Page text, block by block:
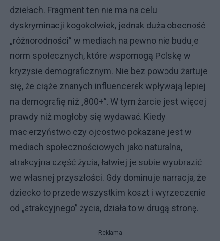
dziełach. Fragment ten nie ma na celu
dyskryminacji kogokolwiek, jednak duża obecność
„różnorodności” w mediach na pewno nie buduje
norm społecznych, które wspomogą Polskę w
kryzysie demograficznym. Nie bez powodu żartuje
się, że ciąże znanych influencerek wpływają lepiej
na demografię niż „800+”. W tym żarcie jest więcej
prawdy niż mogłoby się wydawać. Kiedy
macierzyństwo czy ojcostwo pokazane jest w
mediach społecznościowych jako naturalna,
atrakcyjna część życia, łatwiej je sobie wyobrazić
we własnej przyszłości. Gdy dominuje narracja, że
dziecko to przede wszystkim koszt i wyrzeczenie
od „atrakcyjnego” życia, działa to w drugą stronę.
Reklama